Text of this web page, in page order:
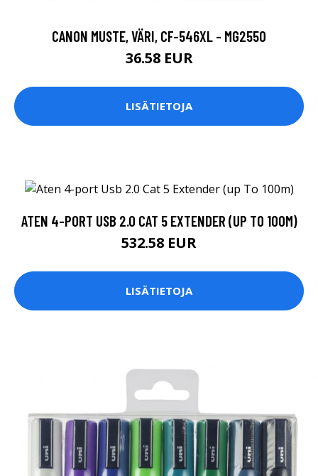
CANON MUSTE, VÄRI, CF-546XL - MG2550
36.58 EUR
LISÄTIETOJA
ATEN 4-PORT USB 2.0 CAT 5 EXTENDER (UP TO 100M)
532.58 EUR
LISÄTIETOJA